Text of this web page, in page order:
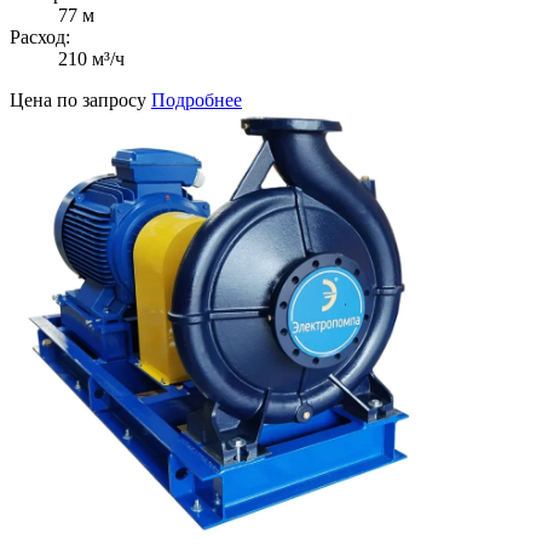
77 м
Расход:
210 м³/ч
Цена по запросу Подробнее